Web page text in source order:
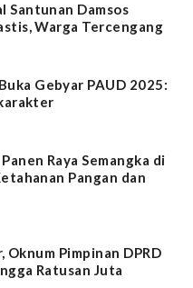
Santunan Damsos
Warga Tercengang
Gebyar PAUD 2025:
Raya Semangka di
Pangan dan
Pimpinan DPRD
Ratusan Juta